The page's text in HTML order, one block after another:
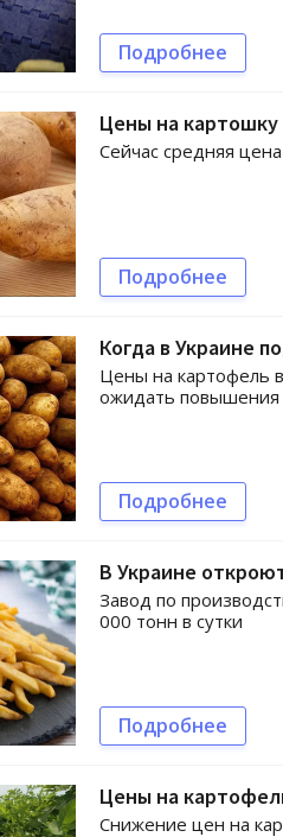
Подробнее
Цены на картошку
Сейчас средняя
Подробнее
Когда в Украине
Цены на картофель
ожидать повышения
Подробнее
В Украине
Завод по
000 тонн в сутки
Подробнее
Цены на
Снижение цен на